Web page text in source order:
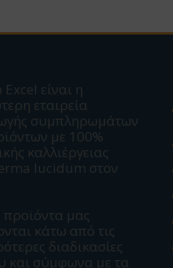
είναι η
εταιρεία
συμπληρωμάτων
με 100%
καλλιέργειας
lucidum στον
μας
κάτω από τις
διαδικασίες
και σύμφωνα με τα